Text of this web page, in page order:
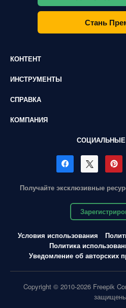
Стань
КОНТЕНТ
ИНСТРУМЕНТЫ
СПРАВКА
КОМПАНИЯ
Получайте эксклюзивные
Условия использования
Политика
Уведомление об авторских
Copyright © 2010-2026 Freepik